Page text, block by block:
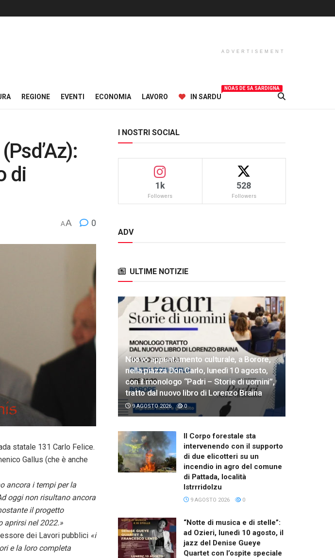
ADVERTISEMENT
REGIONE EVENTI ECONOMIA LAVORO IN SARDU
NOAS DE SA SARDIGNA
di
AA 0
statale 131 Carlo Felice.
Gallus (che è anche
ancora i tempi per la
oggi non risultano ancora
il progetto
aprirsi nel 2022.»
dei Lavori pubblici «i
e la loro completa
I NOSTRI SOCIAL
1k
Followers
528
Followers
ADV
ULTIME NOTIZIE
Nuovo appuntamento culturale, a Borore,
nella piazza Don Carlo, lunedì 10 agosto,
con il monologo “Padri – Storie di uomini”,
tratto dal nuovo libro di Lorenzo Braina
9 AGOSTO 2026 0
Il Corpo forestale sta
intervenendo con il supporto
di due elicotteri su un
incendio in agro del comune
di Pattada, località
Istrrridolzu
9 AGOSTO 2026 0
“Notte di musica e di stelle”:
ad Ozieri, lunedì 10 agosto, il
jazz del Denise Gueye
Quartet con l’ospite speciale